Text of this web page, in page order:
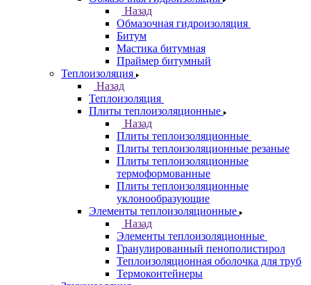
Назад
Обмазочная гидроизоляция
Битум
Мастика битумная
Праймер битумный
Теплоизоляция
Назад
Теплоизоляция
Плиты теплоизоляционные
Назад
Плиты теплоизоляционные
Плиты теплоизоляционные резаные
Плиты теплоизоляционные
термоформованные
Плиты теплоизоляционные
уклонообразующие
Элементы теплоизоляционные
Назад
Элементы теплоизоляционные
Гранулированный пенополистирол
Теплоизоляционная оболочка для труб
Термоконтейнеры